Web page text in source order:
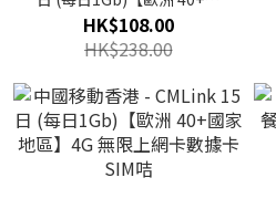
家地區】4G 無限上網卡數據
卡SIM咭
HK$108.00
HK$238.00